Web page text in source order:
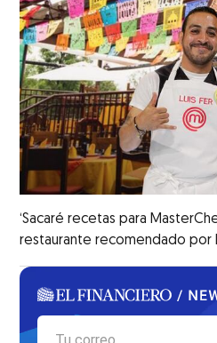
‘Sacaré recetas para
restaurante recomendado por